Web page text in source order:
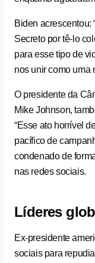
Biden acrescentou:
Secreto por tê-lo
para esse tipo de
nos unir como uma
O presidente da
Mike Johnson,
“Esse ato horrível
pacífico de
condenado de
nas redes sociais.
Líderes
Ex-presidente
sociais para